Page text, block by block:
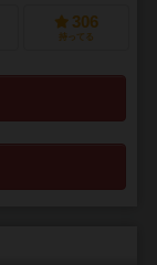
306
持ってる